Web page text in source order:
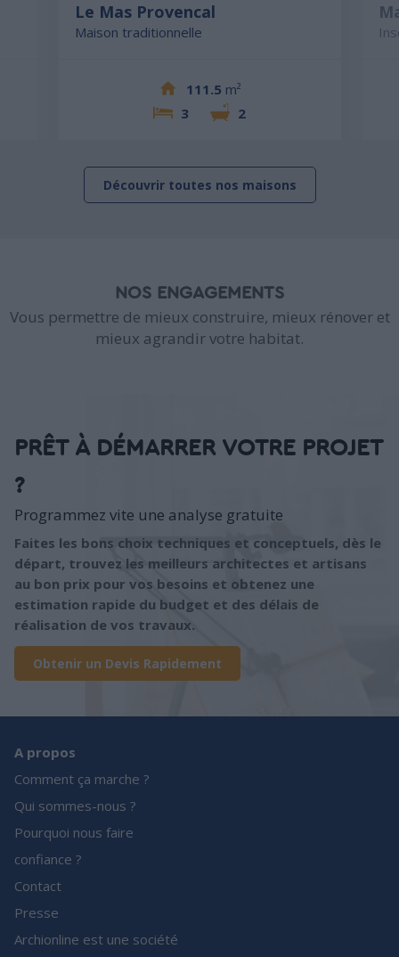
Le Mas Provencal
Maison traditionnelle
111.5 m²
3
2
Découvrir toutes nos maisons
NOS ENGAGEMENTS
Vous permettre de mieux construire, mieux rénover et
mieux agrandir votre habitat.
PRÊT À DÉMARRER VOTRE PROJET
?
Programmez vite une analyse gratuite
Faites les bons choix techniques et conceptuels, dès le
départ, trouvez les meilleurs architectes et artisans
au bon prix pour vos besoins et obtenez une
estimation rapide du budget et des délais de
réalisation de vos travaux.
Obtenir un Devis Rapidement
A propos
Comment ça marche ?
Qui sommes-nous ?
Pourquoi nous faire
confiance ?
Contact
Presse
Archionline est une société